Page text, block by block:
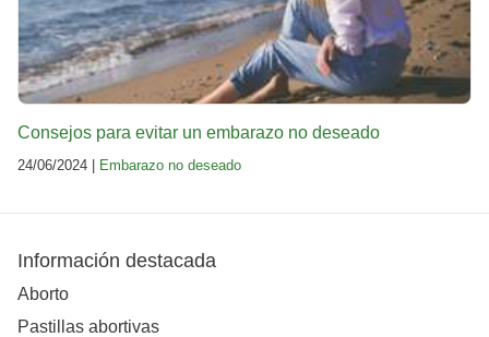
Consejos para evitar un embarazo no deseado
24/06/2024 | Embarazo no deseado
Información destacada
Aborto
Pastillas abortivas